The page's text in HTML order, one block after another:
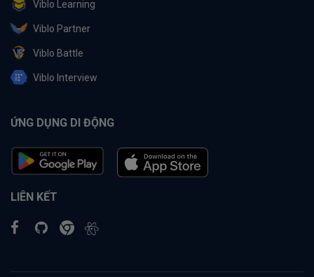
Viblo Learning
Viblo Partner
Viblo Battle
Viblo Interview
ỨNG DỤNG DI ĐỘNG
LIÊN KẾT